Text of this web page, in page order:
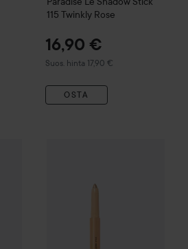
115 Twinkly Rose
16,90 €
Suos. hinta 17,90 €
Suositeltu hinta 17,90 €
OSTA